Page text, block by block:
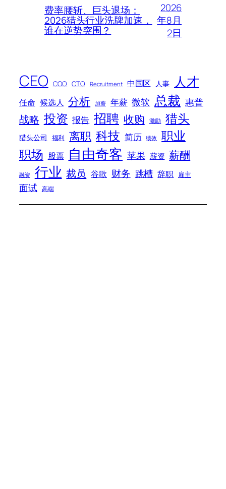
费率腰斩、巨头退场：
2026猎头行业洗牌加速，
谁在逆势突围？
2026
年8月
2日
CEO COO CTO Recruitment 中国区 人事 人才
任命 候选人 分析 加薪 年薪 微软 总裁 惠普
战略 投资 报告 招聘 收购 激励 猎头
猎头公司 福利 离职 科技 简历 绩效 职业
职场 股票 自由奇客 苹果 薪资 薪酬
融资 行业 裁员 谷歌 财务 跳槽 辞职 雇主
面试 高端